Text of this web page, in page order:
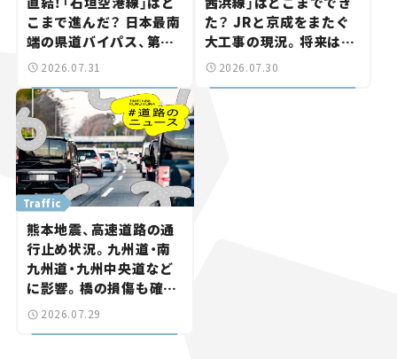
こまで進んだ？ 日本最南
端の県道バイパス、第2
工区も延伸開通 【いま気
2026.07.31
た？ JRと京成をまたぐ
大工事の現況。将来は
「習志野～鎌ケ谷」を最短
2026.07.30
Traffic
熊本地震、高速道路の通
行止め状況。九州道・南
九州道・九州中央道など
に影響。橋の損傷も確認
【道路のニュース】
2026.07.29